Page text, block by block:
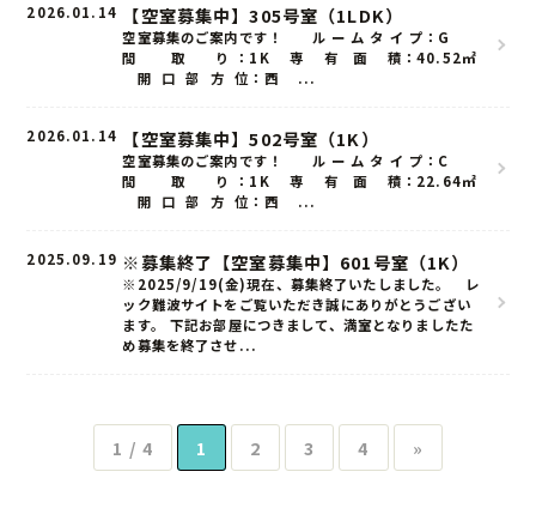
お知らせ
こだわり
ルームタイプ
ロケーション
ギャラリー
物件概要
2026.01.14 【空室募集中】305号室（1LDK）
空室募集のご案内です！ ル ー ム タ イ プ：G
間 取 り ：1K 専 有 面 積：40.52㎡
開 口 部 方 位：西 ...
2026.01.14 【空室募集中】502号室（1K）
空室募集のご案内です！ ル ー ム タ イ プ：C
間 取 り ：1K 専 有 面 積：22.64㎡
開 口 部 方 位：西 ...
2025.09.19 ※募集終了【空室募集中】601号室（1K）
※2025/9/19(金)現在、募集終了いたしました。 レ
ック難波サイトをご覧いただき誠にありがとうござい
ます。 下記お部屋につきまして、満室となりましたた
め募集を終了させ...
1 / 4 1 2 3 4 »